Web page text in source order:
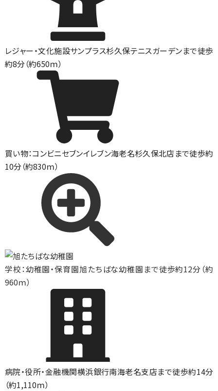
レジャー・文化施設サンプラス杉久保テニスガーデンまで徒歩
約8分（約650ｍ）
買い物：コンビニセブンイレブン海老名杉久保北店まで徒歩約
10分（約830ｍ）
学校：幼稚園・保育園旭たちばな幼稚園まで徒歩約12分（約
960ｍ）
病院・役所・金融機関横浜銀行南海老名支店まで徒歩約14分
（約1,110ｍ）